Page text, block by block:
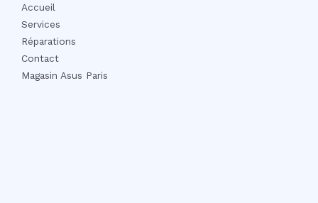
Accueil
Services
Réparations
Contact
Magasin Asus Paris